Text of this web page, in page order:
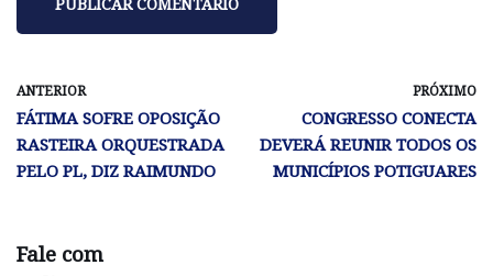
ANTERIOR
FÁTIMA SOFRE OPOSIÇÃO
RASTEIRA ORQUESTRADA
PELO PL, DIZ RAIMUNDO
PRÓXIMO
CONGRESSO CONECTA
DEVERÁ REUNIR TODOS OS
MUNICÍPIOS POTIGUARES
Fale com